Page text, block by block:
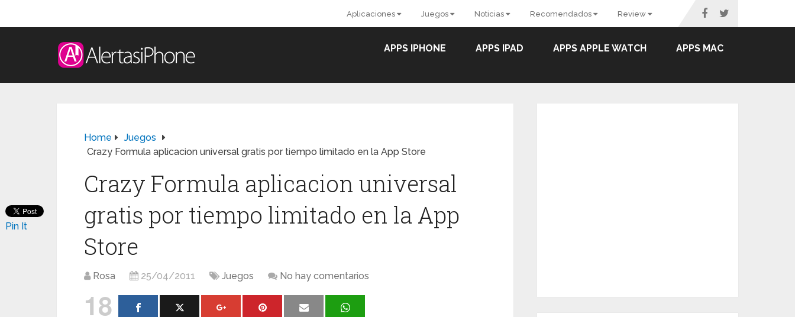
Aplicaciones Juegos Noticias Recomendados Review
APPS IPHONE APPS IPAD APPS APPLE WATCH APPS MAC
Home
Juegos
Crazy Formula aplicacion universal gratis por tiempo limitado en la App Store
Crazy Formula aplicacion universal
gratis por tiempo limitado en la App
Store
Rosa 25/04/2011 Juegos No hay comentarios
18
Pin It